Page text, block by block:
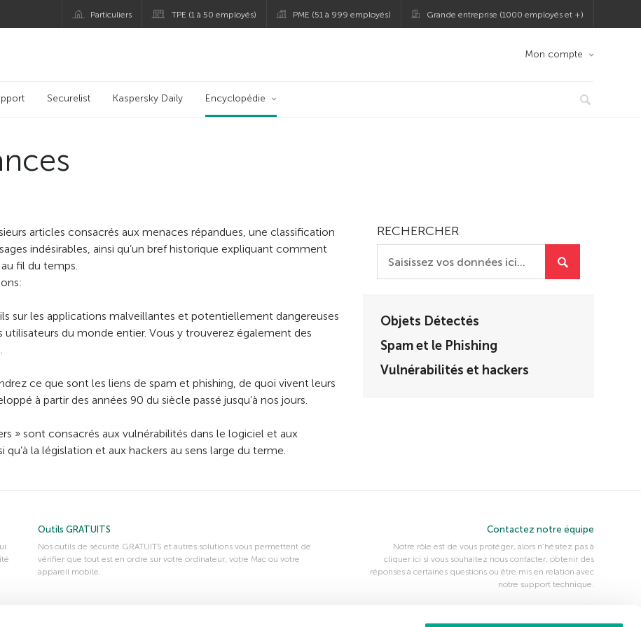
Particuliers TPE (1 à 50 employés) PME (51 à 999 employés) Grande entreprise (1000 employés et +)
Mon compte
Securelist Kaspersky Daily Encyclopédie
articles consacrés aux menaces répandues, une classification
indésirables, ainsi qu’un bref historique expliquant comment
fil du temps.
sur les applications malveillantes et potentiellement dangereuses
du monde entier. Vous y trouverez également des
ce que sont les liens de spam et phishing, de quoi vivent leurs
à partir des années 90 du siècle passé jusqu’à nos jours.
» sont consacrés aux vulnérabilités dans le logiciel et aux
la législation et aux hackers au sens large du terme.
RECHERCHER
Objets Détectés
Spam et le Phishing
Vulnérabilités et hackers
Outils GRATUITS
Nos outils de sécurité GRATUITS et autres solutions vous permettent de
vérifier que tout est en ordre sur votre ordinateur, votre Mac ou votre
appareil mobile.
Contactez notre équipe
Notre rôle est de vous protéger, alors n’hésitez pas à
cliquer ici si vous souhaitez nous contacter, obtenir des
réponses à certaines questions ou être mis en relation avec
notre support technique.